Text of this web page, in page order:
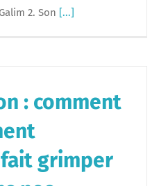
2. Son [...]
: comment
grimper